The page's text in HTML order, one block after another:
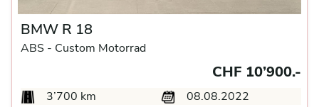
BMW R 18
ABS - Custom Motorrad
CHF 10’900.-
3’700 km
08.08.2022